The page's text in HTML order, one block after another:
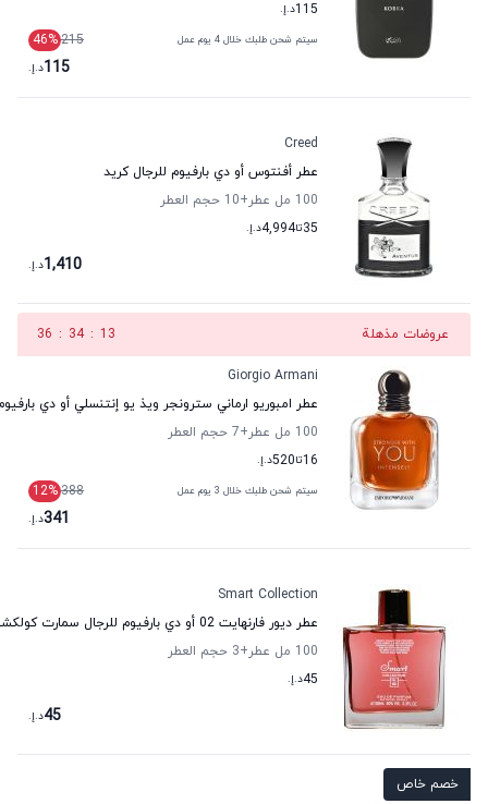
115د.إ.
سيتم شحن طلبك خلال 4 يوم عمل 215
46%
115د.إ.
Creed
عطر أفنتوس أو دي بارفيوم للرجال كريد
100 مل عطر
+10
حجم العطر
35تا4,994د.إ.
1,410د.إ.
عروضات مذهلة 12
:
34
:
36
Giorgio Armani
عطر امبوريو ارماني سترونجر ويذ يو إنتنسلي أو دي
100 مل عطر
+7
حجم العطر
16تا520د.إ.
سيتم شحن طلبك خلال 3 يوم عمل 388
12%
341د.إ.
Smart Collection
عطر ديور فارنهايت 02 أو دي بارفيوم للرجال سمارت كولكشن
100 مل عطر
+3
حجم العطر
45د.إ.
45د.إ.
خصم خاص